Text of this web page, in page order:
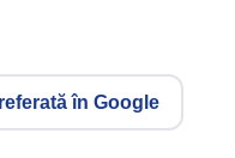
în Google